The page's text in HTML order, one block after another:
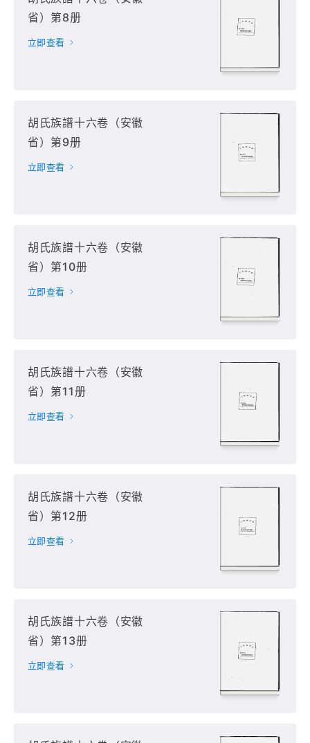
省）第8册
立即查看
胡氏族譜十六卷（安徽
省）第9册
立即查看
胡氏族譜十六卷（安徽
省）第10册
立即查看
胡氏族譜十六卷（安徽
省）第11册
立即查看
胡氏族譜十六卷（安徽
省）第12册
立即查看
胡氏族譜十六卷（安徽
省）第13册
立即查看